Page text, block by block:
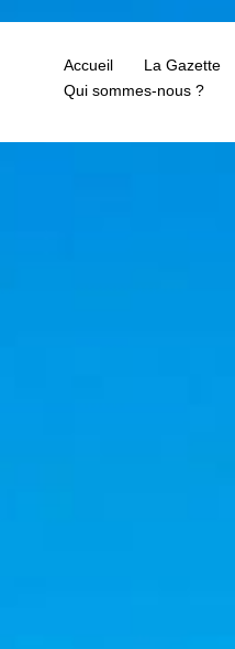
Accueil La Gazette
Qui sommes-nous ?